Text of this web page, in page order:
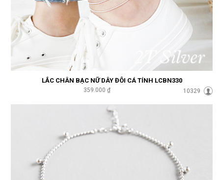
LẮC CHÂN BẠC NỮ DÂY ĐÔI CÁ TÍNH LCBN330
359.000 ₫ 10329